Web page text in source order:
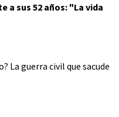
a sus 52 años: "La vida